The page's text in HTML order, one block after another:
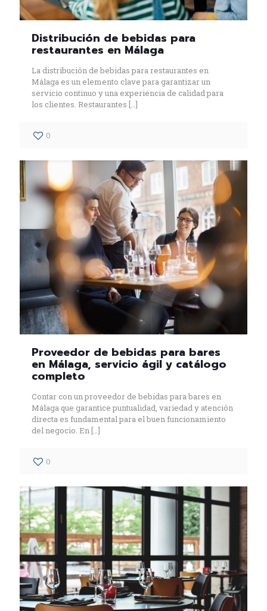
Distribución de bebidas para
restaurantes en Málaga
La distribución de bebidas para restaurantes en
Málaga es un elemento clave para garantizar un
servicio continuo y una experiencia de calidad para
los clientes. Restaurantes […]
0
Proveedor de bebidas para bares
en Málaga, servicio ágil y catálogo
completo
Contar con un proveedor de bebidas para bares en
Málaga que garantice puntualidad, variedad y atención
directa es fundamental para el buen funcionamiento
del negocio. En[…]
0